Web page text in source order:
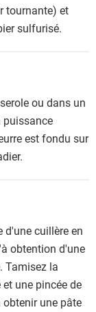
tournante) et
sulfurisé.
ou dans un
puissance
est fondu sur
d'une cuillère en
obtention d'une
Tamisez la
une pincée de
une pâte